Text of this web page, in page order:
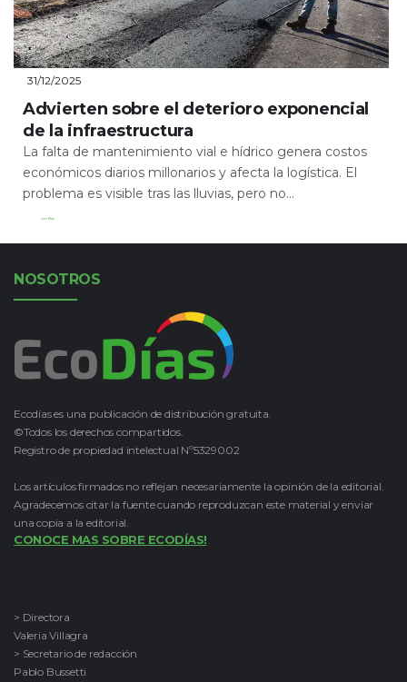
31/12/2025
Advierten sobre el deterioro exponencial
de la infraestructura
La falta de mantenimiento vial e hídrico genera costos
económicos diarios millonarios y afecta la logística. El
problema es visible tras las lluvias, pero no...
Leer Más
NOSOTROS
Ecodías es una publicación de distribución gratuita.
©Todos los derechos compartidos.
Registro de propiedad intelectual Nº5329002
Los artículos firmados no reflejan necesariamente la opinión de la editorial.
Agradecemos citar la fuente cuando reproduzcan este material y enviar
una copia a la editorial.
CONOCE MAS SOBRE ECODÍAS!
> Directora
Valeria Villagra
> Secretario de redacción
Pablo Bussetti